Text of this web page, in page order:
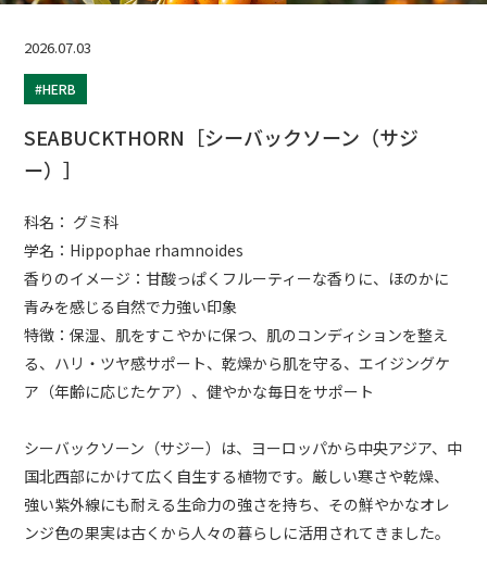
2026.07.03
#HERB
SEABUCKTHORN［シーバックソーン（サジ
ー）］
科名： グミ科
学名：Hippophae rhamnoides
香りのイメージ：甘酸っぱくフルーティーな香りに、ほのかに
青みを感じる自然で力強い印象
特徴：保湿、肌をすこやかに保つ、肌のコンディションを整え
る、ハリ・ツヤ感サポート、乾燥から肌を守る、エイジングケ
ア（年齢に応じたケア）、健やかな毎日をサポート
シーバックソーン（サジー）は、ヨーロッパから中央アジア、中
国北西部にかけて広く自生する植物です。厳しい寒さや乾燥、
強い紫外線にも耐える生命力の強さを持ち、その鮮やかなオレ
ンジ色の果実は古くから人々の暮らしに活用されてきました。